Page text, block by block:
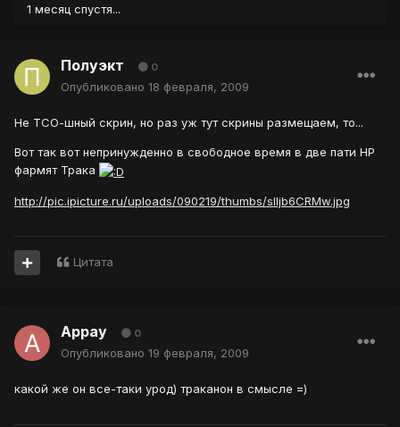
1 месяц спустя...
Полуэкт 0
Опубликовано 18 февраля, 2009
Не ТСО-шный скрин, но раз уж тут скрины размещаем, то...
Вот так вот непринужденно в свободное время в две пати НР
фармят Трака
http://pic.ipicture.ru/uploads/090219/thumbs/sIIjb6CRMw.jpg
Цитата
Аррау 0
Опубликовано 19 февраля, 2009
какой же он все-таки урод) траканон в смысле =)